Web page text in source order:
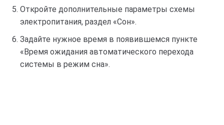
Откройте дополнительные параметры схемы
электропитания, раздел «Сон».
Задайте нужное время в появившемся пункте
«Время ожидания автоматического перехода
системы в режим сна».